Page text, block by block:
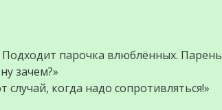
Подходит парочка влюблённых. Парень
зачем?»
когда надо сопротивляться!»